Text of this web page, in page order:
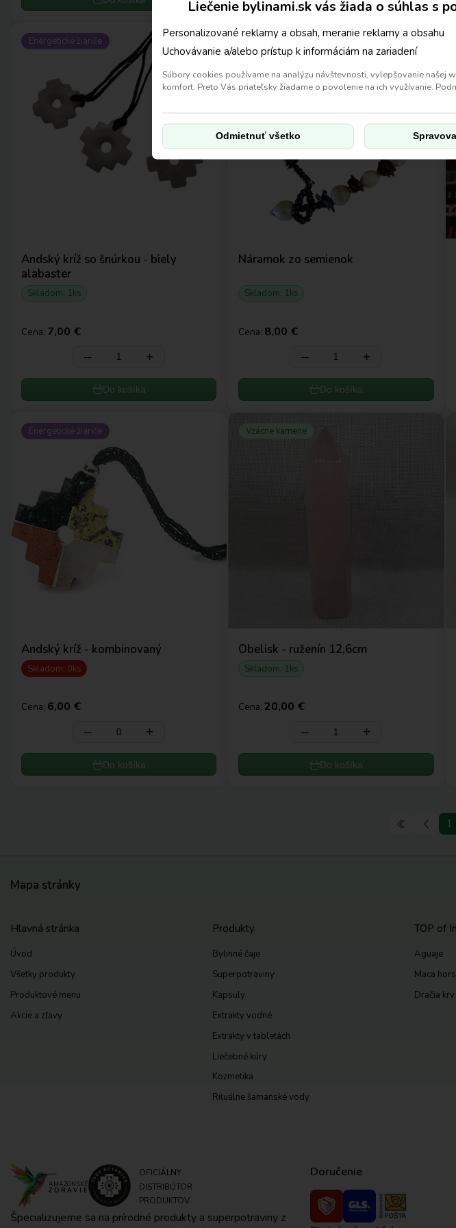
Energetické žiariče
Andský kríž so šnúrkou - biely
alabaster
Skladom: 1ks
Cena: 7,00 €
‒ +
Do košíka
Energetické žiariče
Náramok zo semienok
Skladom: 1ks
Cena: 8,00 €
‒ +
Do košíka
Energetické žiariče
Andský kríž - kombinovaný
Skladom: 0ks
Cena: 6,00 €
‒ +
Do košíka
Vzácne kamene
Obelisk - ruženín 12,6cm
Skladom: 1ks
Cena: 20,00 €
‒ +
Do košíka
1
Mapa stránky
Hlavná stránka
Úvod
Všetky produkty
Produktové menu
Akcie a zľavy
Produkty
Bylinné čaje
Superpotraviny
Kapsuly
Extrakty vodné
Extrakty v tabletách
Liečebné kúry
Kozmetika
Rituálne šamanské vody
TOP of
Aguaje
Maca
Dračia krv
AMAZONSKÉ
ZDRAVIE
OFICIÁLNY
DISTRIBÚTOR
PRODUKTOV
Špecializujeme sa na prírodné produkty a superpotraviny z
Doručenie
Liečenie bylinami.sk vás žiada o súhlas s
Personalizované reklamy a obsah, meranie reklamy a obsahu
Uchovávanie a/alebo prístup k informáciám na zariadení
Súbory cookies používame na analýzu návštevnosti, vylepšovanie našej
komfort. Preto Vás priateľsky žiadame o povolenie na ich využívanie.
Odmietnuť všetko